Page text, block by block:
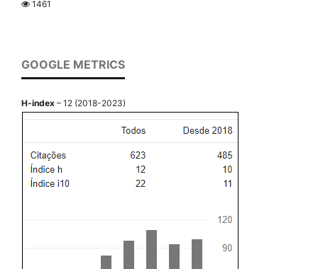
1461
GOOGLE METRICS
H-index – 12 (2018-2023)